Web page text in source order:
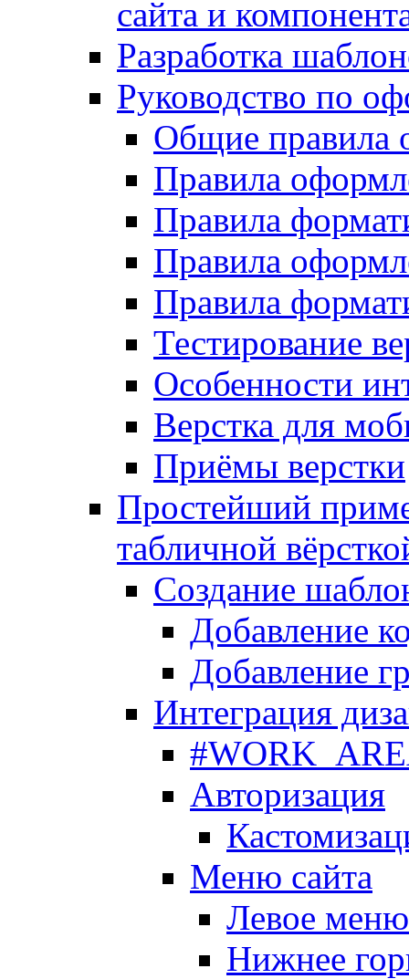
сайта и
Разработка
Руководство по
Общие правила
Правила
Правила
Правила
Правила
Тестирование
Особенности
Верстка для
Приёмы верстки
Простейший
табличной
Создание
Добавление
Добавление
Интеграция
Авторизация
Меню сайта
Левое меню
Нижнее